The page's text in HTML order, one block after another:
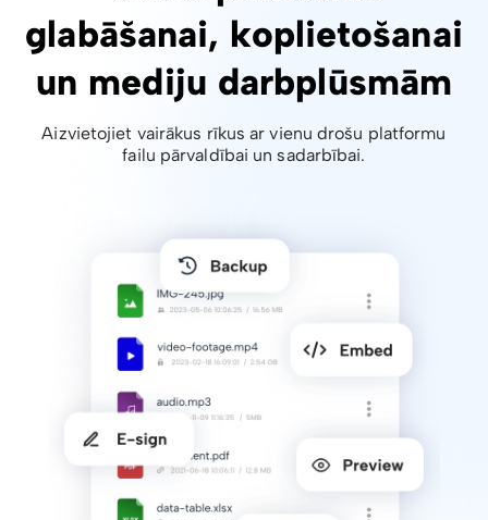
glabāšanai, koplietošanai
un mediju darbplūsmām
Aizvietojiet vairākus rīkus ar vienu drošu platformu
failu pārvaldībai un sadarbībai.